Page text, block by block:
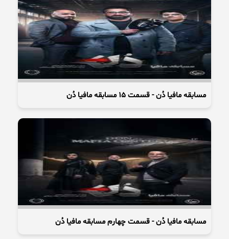
مسابقه مافیا دُن - قسمت 15 مسابقه مافیا دُن
مسابقه مافیا دُن - قسمت چهارم مسابقه مافیا دُن